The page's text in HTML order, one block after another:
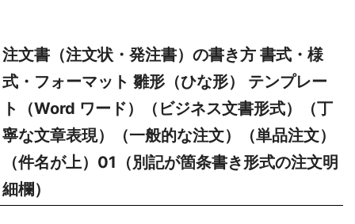
注文書（注文状・発注書）の書き方 書式・様
式・フォーマット 雛形（ひな形） テンプレー
ト（Word ワード）（ビジネス文書形式）（丁
寧な文章表現）（一般的な注文）（単品注文）
（件名が上）01（別記が箇条書き形式の注文明
細欄）